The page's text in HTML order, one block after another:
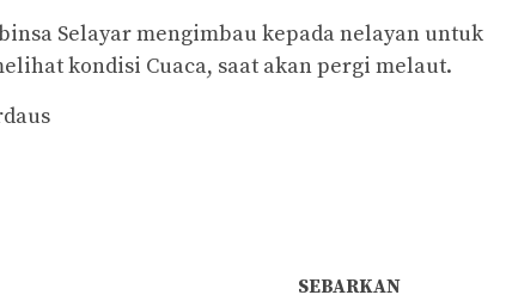
Selayar mengimbau kepada nelayan untuk
kondisi Cuaca, saat akan pergi melaut.
SEBARKAN